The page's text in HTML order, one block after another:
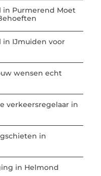
in Purmerend Moet
in IJmuiden voor
wensen echt
verkeersregelaar in
in
in Helmond